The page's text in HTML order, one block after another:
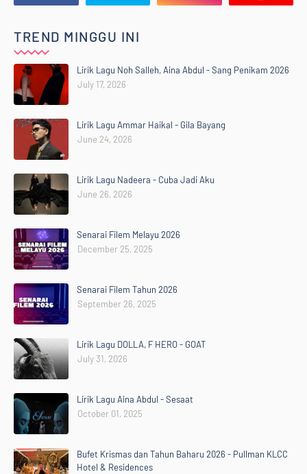
TREND MINGGU INI
Lirik Lagu Noh Salleh, Aina Abdul - Sang Penikam 2026
July 17, 2026
Lirik Lagu Ammar Haikal - Gila Bayang
June 24, 2026
Lirik Lagu Nadeera - Cuba Jadi Aku
June 26, 2026
Senarai Filem Melayu 2026
December 25, 2025
Senarai Filem Tahun 2026
September 26, 2025
Lirik Lagu DOLLA, F HERO - GOAT
July 31, 2026
Lirik Lagu Aina Abdul - Sesaat
October 01, 2025
Bufet Krismas dan Tahun Baharu 2026 - Pullman KLCC
Hotel & Residences